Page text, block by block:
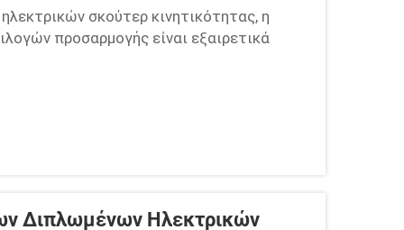
σκούτερ κινητικότητας, η
προσαρμογής είναι εξαιρετικά
να πλοηγηθείτε σε αυτές τις
μια κοινότητα ή προσωπική
Διπλωμένων Ηλεκτρικών